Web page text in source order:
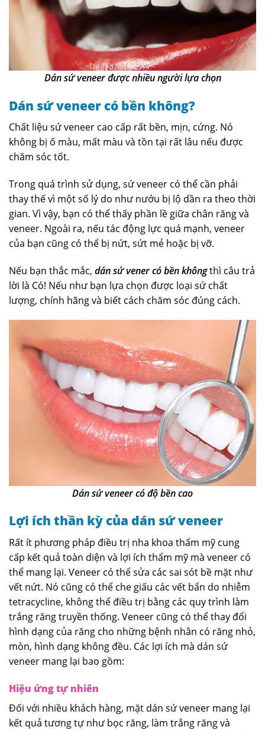
Dán sứ veneer được nhiều người lựa chọn
Dán sứ veneer có bền không?
Chất liệu sứ veneer cao cấp rất bền, mịn, cứng. Nó
không bị ố màu, mất màu và tồn tại rất lâu nếu được
chăm sóc tốt.
Trong quá trình sử dụng, sứ veneer có thể cần phải
thay thế vì một số lý do như nướu bị lộ dần ra theo thời
gian. Vì vậy, bạn có thể thấy phần lề giữa chân răng và
veneer. Ngoài ra, nếu tác động lực quá mạnh, veneer
của bạn cũng có thể bị nứt, sứt mẻ hoặc bị vỡ.
Nếu bạn thắc mắc, dán sứ vener có bền khôngthì câu trả
lời là Có! Nếu như bạn lựa chọn được loại sứ chất
lượng, chính hãng và biết cách chăm sóc đúng cách.
Dán sứ veneer có độ bền cao
Lợi ích thần kỳ của dán sứ veneer
Rất ít phương pháp điều trị nha khoa thẩm mỹ cung
cấp kết quả toàn diện và lợi ích thẩm mỹ mà veneer có
thể mang lại. Veneer có thể sửa các sai sót bề mặt như
vết nứt. Nó cũng có thể che giấu các vết bẩn do nhiễm
tetracycline, không thể điều trị bằng các quy trình làm
trắng răng truyền thống. Veneer cũng có thể thay đổi
hình dạng của răng cho những bệnh nhân có răng nhỏ,
mòn, hình dạng không đều. Các lợi ích mà dán sứ
veneer mang lại bao gồm:
Hiệu ứng tự nhiên
Đối với nhiều khách hàng, mặt dán sứ veneer mang lại
kết quả tương tự như bọc răng, làm trắng răng và